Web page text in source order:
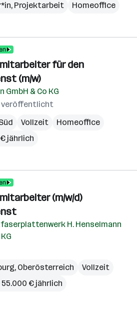
Projektarbeit
Homeoffice
für den
(m/w)
GmbH & Co KG
veröffentlicht
Vollzeit
Homeoffice
jährlich
(m/w/d)
H. Henselmann
, Oberösterreich
Vollzeit
55.000 € jährlich